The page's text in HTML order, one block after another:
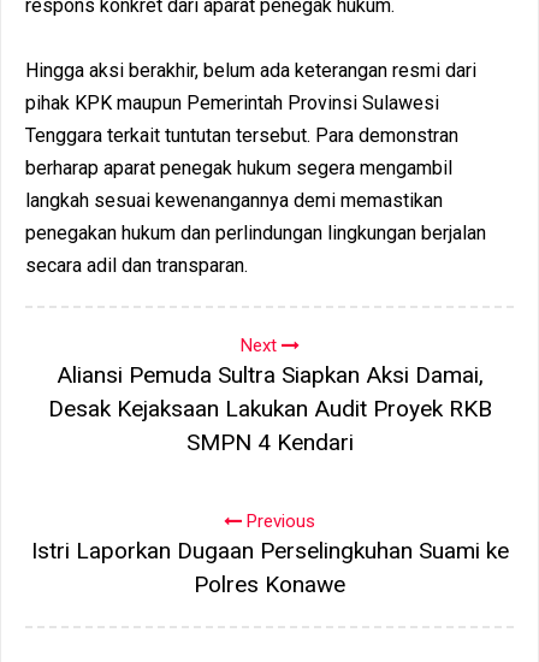
respons konkret dari aparat penegak hukum.
Hingga aksi berakhir, belum ada keterangan resmi dari
pihak KPK maupun Pemerintah Provinsi Sulawesi
Tenggara terkait tuntutan tersebut. Para demonstran
berharap aparat penegak hukum segera mengambil
langkah sesuai kewenangannya demi memastikan
penegakan hukum dan perlindungan lingkungan berjalan
secara adil dan transparan.
Next
Aliansi Pemuda Sultra Siapkan Aksi Damai,
Desak Kejaksaan Lakukan Audit Proyek RKB
SMPN 4 Kendari
Previous
Istri Laporkan Dugaan Perselingkuhan Suami ke
Polres Konawe